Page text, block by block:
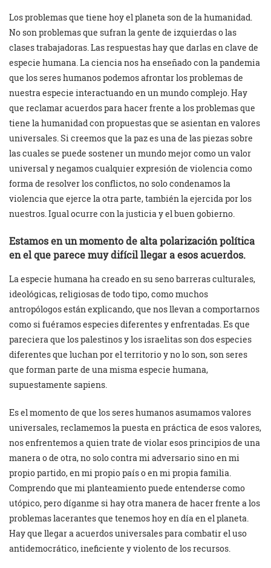
Los problemas que tiene hoy el planeta son de la humanidad.
No son problemas que sufran la gente de izquierdas o las
clases trabajadoras. Las respuestas hay que darlas en clave de
especie humana. La ciencia nos ha enseñado con la pandemia
que los seres humanos podemos afrontar los problemas de
nuestra especie interactuando en un mundo complejo. Hay
que reclamar acuerdos para hacer frente a los problemas que
tiene la humanidad con propuestas que se asientan en valores
universales. Si creemos que la paz es una de las piezas sobre
las cuales se puede sostener un mundo mejor como un valor
universal y negamos cualquier expresión de violencia como
forma de resolver los conflictos, no solo condenamos la
violencia que ejerce la otra parte, también la ejercida por los
nuestros. Igual ocurre con la justicia y el buen gobierno.
Estamos en un momento de alta polarización política
en el que parece muy difícil llegar a esos acuerdos.
La especie humana ha creado en su seno barreras culturales,
ideológicas, religiosas de todo tipo, como muchos
antropólogos están explicando, que nos llevan a comportarnos
como si fuéramos especies diferentes y enfrentadas. Es que
pareciera que los palestinos y los israelitas son dos especies
diferentes que luchan por el territorio y no lo son, son seres
que forman parte de una misma especie humana,
supuestamente sapiens.
Es el momento de que los seres humanos asumamos valores
universales, reclamemos la puesta en práctica de esos valores,
nos enfrentemos a quien trate de violar esos principios de una
manera o de otra, no solo contra mi adversario sino en mi
propio partido, en mi propio país o en mi propia familia.
Comprendo que mi planteamiento puede entenderse como
utópico, pero díganme si hay otra manera de hacer frente a los
problemas lacerantes que tenemos hoy en día en el planeta.
Hay que llegar a acuerdos universales para combatir el uso
antidemocrático, ineficiente y violento de los recursos.